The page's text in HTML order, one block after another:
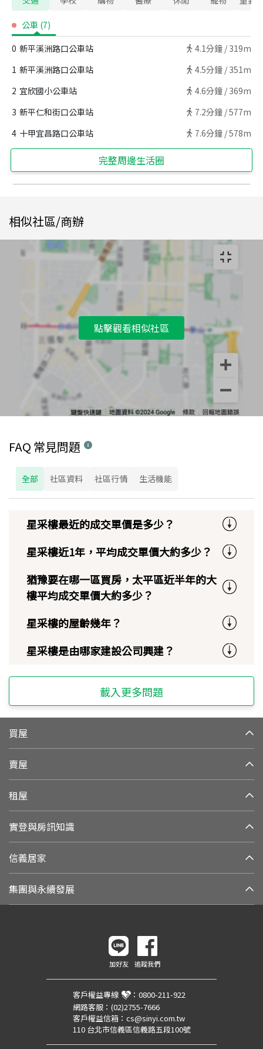
公車 (7)
0 新平溪洲路口公車站 4.1分鐘 / 319m
1 新平溪洲路口公車站 4.5分鐘 / 351m
2 宜欣國小公車站 4.6分鐘 / 369m
3 新平仁和街口公車站 7.2分鐘 /577m
4 十甲宜昌路口公車站 7.6分鐘 /578m
完整周邊生活圈
相似社區/商辦
點擊觀看相似社區
FAQ 常見問題
全部 社區資料 社區行情 生活機能
星采樓最近的成交單價是多少？
星采樓近1年，平均成交單價大約多少？
猶豫要在哪一區買房，太平區近半年的大
樓平均成交單價大約多少？
星采樓的屋齡幾年？
星采樓是由哪家建設公司興建？
載入更多問題
買屋
賣屋
租屋
實登與房訊知識
信義居家
集團與永續發展
加好友 追蹤我們
客戶權益專線 ： 0800-211-922
網路客服： (02)2755-7666
客戶權益信箱： cs@sinyi.com.tw
110 台北市信義區信義路五段100號